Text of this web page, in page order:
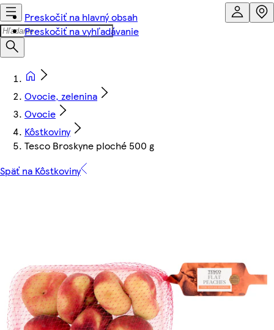
Preskočiť na hlavný obsah
Preskočiť na vyhľadávanie
Ovocie, zelenina
Ovocie
Kôstkoviny
Tesco Broskyne ploché 500 g
Späť na Kôstkoviny